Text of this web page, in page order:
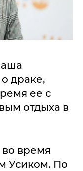
драке,
ее с
отдыха в
время
Усиком. По